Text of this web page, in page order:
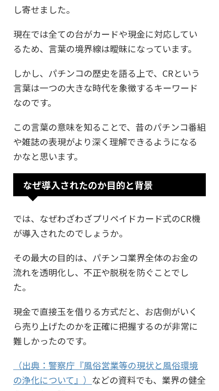
し寄せました。
現在では全ての台がカードや現金に対応してい
るため、言葉の境界線は曖昧になっています。
しかし、パチンコの歴史を語る上で、CRという
言葉は一つの大きな時代を象徴するキーワード
なのです。
この言葉の意味を知ることで、昔のパチンコ番組
や雑誌の表現がより深く理解できるようになる
かなと思います。
なぜ導入されたのか目的と背景
では、なぜわざわざプリペイドカード式のCR機
が導入されたのでしょうか。
その最大の目的は、パチンコ業界全体のお金の
流れを透明化し、不正や脱税を防ぐことでし
た。
現金で直接玉を借りる方式だと、お店側がいく
ら売り上げたのかを正確に把握するのが非常に
難しかったのです。
（出典：警察庁『風俗営業等の現状と風俗環境
の浄化について』） などの資料でも、業界の健全